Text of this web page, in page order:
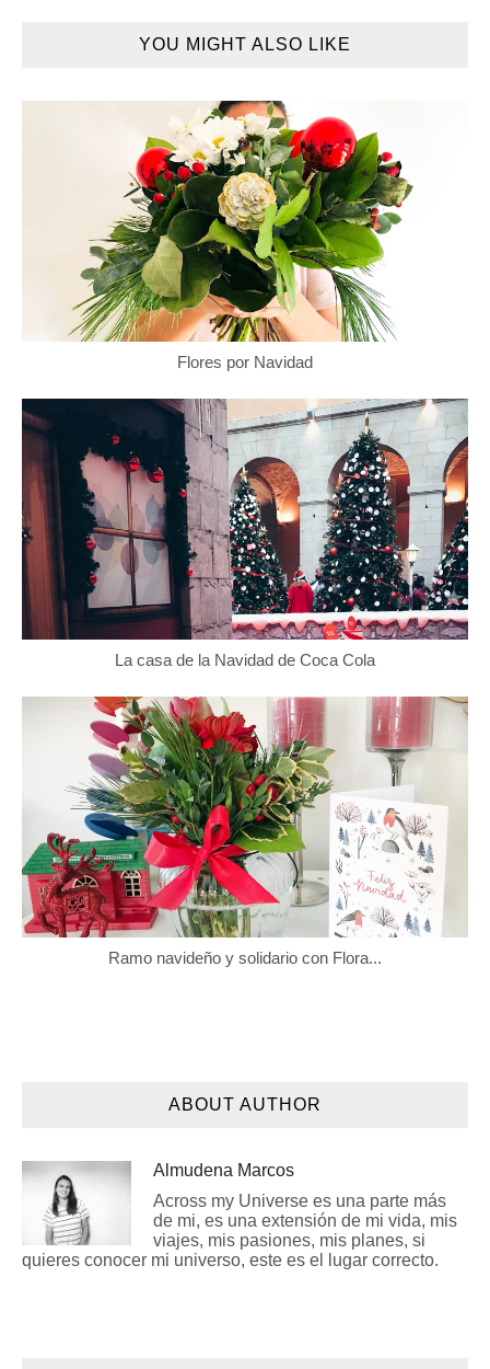
YOU MIGHT ALSO LIKE
Flores por Navidad
La casa de la Navidad de Coca Cola
Ramo navideño y solidario con Flora...
ABOUT AUTHOR
Almudena Marcos
Across my Universe es una parte más
de mi, es una extensión de mi vida, mis
viajes, mis pasiones, mis planes, si
quieres conocer mi universo, este es el lugar correcto.